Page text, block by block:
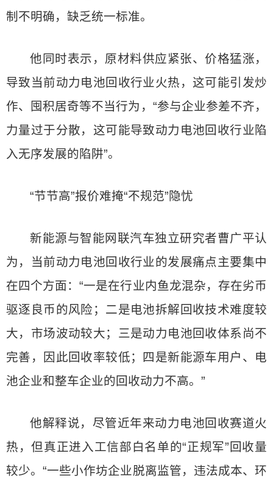
制不明确，缺乏统一标准。
他同时表示，原材料供应紧张、价格猛涨，
导致当前动力电池回收行业火热，这可能引发炒
作、囤积居奇等不当行为，“参与企业参差不齐，
力量过于分散，这可能导致动力电池回收行业陷
入无序发展的陷阱”。
“节节高”报价难掩“不规范”隐忧
新能源与智能网联汽车独立研究者曹广平认
为，当前动力电池回收行业的发展痛点主要集中
在四个方面：“一是在行业内鱼龙混杂，存在劣币
驱逐良币的风险；二是电池拆解回收技术难度较
大，市场波动较大；三是动力电池回收体系尚不
完善，因此回收率较低；四是新能源车用户、电
池企业和整车企业的回收动力不高。”
他解释说，尽管近年来动力电池回收赛道火
热，但真正进入工信部白名单的“正规军”回收量
较少。“一些小作坊企业脱离监管，违法成本、环